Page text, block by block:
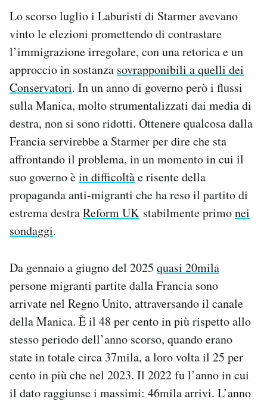
Lo scorso luglio i Laburisti di Starmer avevano
vinto le elezioni promettendo di contrastare
l’immigrazione irregolare, con una retorica e un
approccio in sostanza sovrapponibili a quelli dei
Conservatori. In un anno di governo però i flussi
sulla Manica, molto strumentalizzati dai media di
destra, non si sono ridotti. Ottenere qualcosa dalla
Francia servirebbe a Starmer per dire che sta
affrontando il problema, in un momento in cui il
suo governo èin difficoltàe risente della
propaganda anti-migranti che ha reso il partito di
estrema destraReform UKstabilmente primonei
sondaggi.
Da gennaio a giugno del 2025 quasi 20mila
persone migranti partite dalla Francia sono
arrivate nel Regno Unito, attraversando il canale
della Manica. È il 48 per cento in più rispetto allo
stesso periodo dell’anno scorso, quando erano
state in totale circa 37mila, a loro volta il 25 per
cento in più che nel 2023. Il 2022 fu l’anno in cui
il dato raggiunse i massimi: 46mila arrivi. L’anno